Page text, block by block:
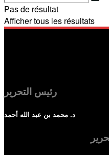
Pas de résultat
Afficher tous les résultats
رئيس التحرير
د. محمد بن عبد الله أحمد